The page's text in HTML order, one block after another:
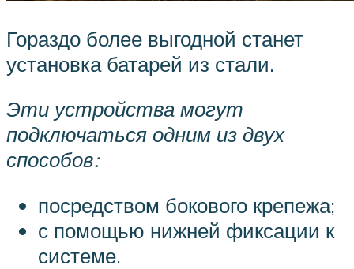
Гораздо более выгодной станет
установка батарей из стали.
Эти устройства могут
подключаться одним из двух
способов:
посредством бокового крепежа;
с помощью нижней фиксации к
системе.